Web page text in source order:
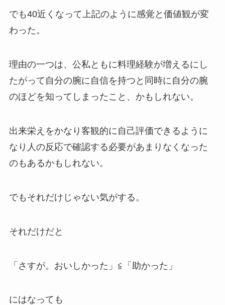
でも40近くなって上記のように感覚と価値観が変
わった。
理由の一つは、公私ともに料理経験が増えるにし
たがって自分の腕に自信を持つと同時に自分の腕
のほどを知ってしまったこと、かもしれない。
出来栄えをかなり客観的に自己評価できるように
なり人の反応で確認する必要があまりなくなった
のもあるかもしれない。
でもそれだけじゃない気がする。
それだけだと
「さすが。おいしかった」≦「助かった」
にはなっても